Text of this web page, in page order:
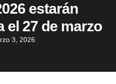
estarán
el 27 de marzo
3, 2026